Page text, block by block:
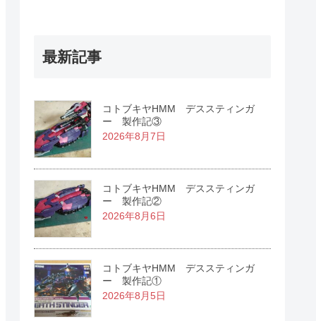
最新記事
コトブキヤHMM デススティンガ
ー 製作記③
2026年8月7日
コトブキヤHMM デススティンガ
ー 製作記②
2026年8月6日
コトブキヤHMM デススティンガ
ー 製作記①
2026年8月5日